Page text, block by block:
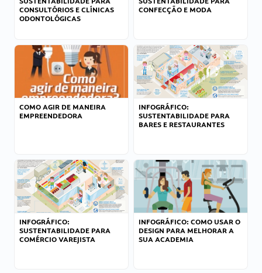
CONSULTÓRIOS E CLÍNICAS
ODONTOLÓGICAS
CONFECÇÃO E MODA
COMO AGIR DE MANEIRA
EMPREENDEDORA
INFOGRÁFICO:
SUSTENTABILIDADE PARA
BARES E RESTAURANTES
INFOGRÁFICO:
SUSTENTABILIDADE PARA
COMÉRCIO VAREJISTA
INFOGRÁFICO: COMO USAR O
DESIGN PARA MELHORAR A
SUA ACADEMIA